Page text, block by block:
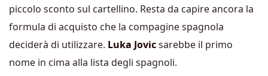
piccolo sconto sul cartellino. Resta da capire ancora la
formula di acquisto che la compagine spagnola
deciderà di utilizzare. Luka Jovicsarebbe il primo
nome in cima alla lista degli spagnoli.